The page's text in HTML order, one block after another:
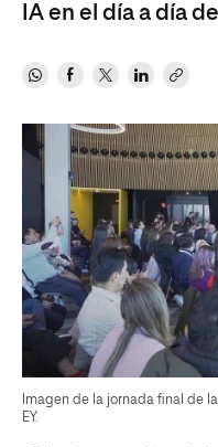
IA en el día a día
Imagen de la jornada final de
EY.